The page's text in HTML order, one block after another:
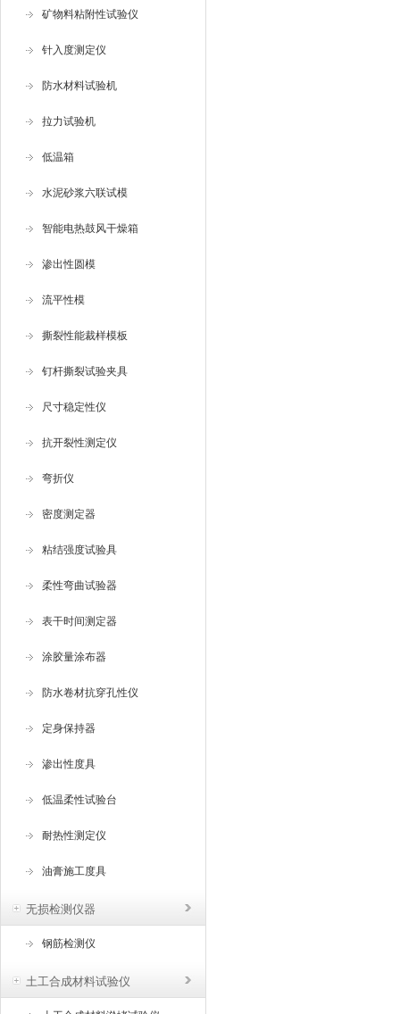
矿物料粘附性试验仪
针入度测定仪
防水材料试验机
拉力试验机
低温箱
水泥砂浆六联试模
智能电热鼓风干燥箱
渗出性圆模
流平性模
撕裂性能裁样模板
钉杆撕裂试验夹具
尺寸稳定性仪
抗开裂性测定仪
弯折仪
密度测定器
粘结强度试验具
柔性弯曲试验器
表干时间测定器
涂胶量涂布器
防水卷材抗穿孔性仪
定身保持器
渗出性度具
低温柔性试验台
耐热性测定仪
油膏施工度具
无损检测仪器
钢筋检测仪
土工合成材料试验仪